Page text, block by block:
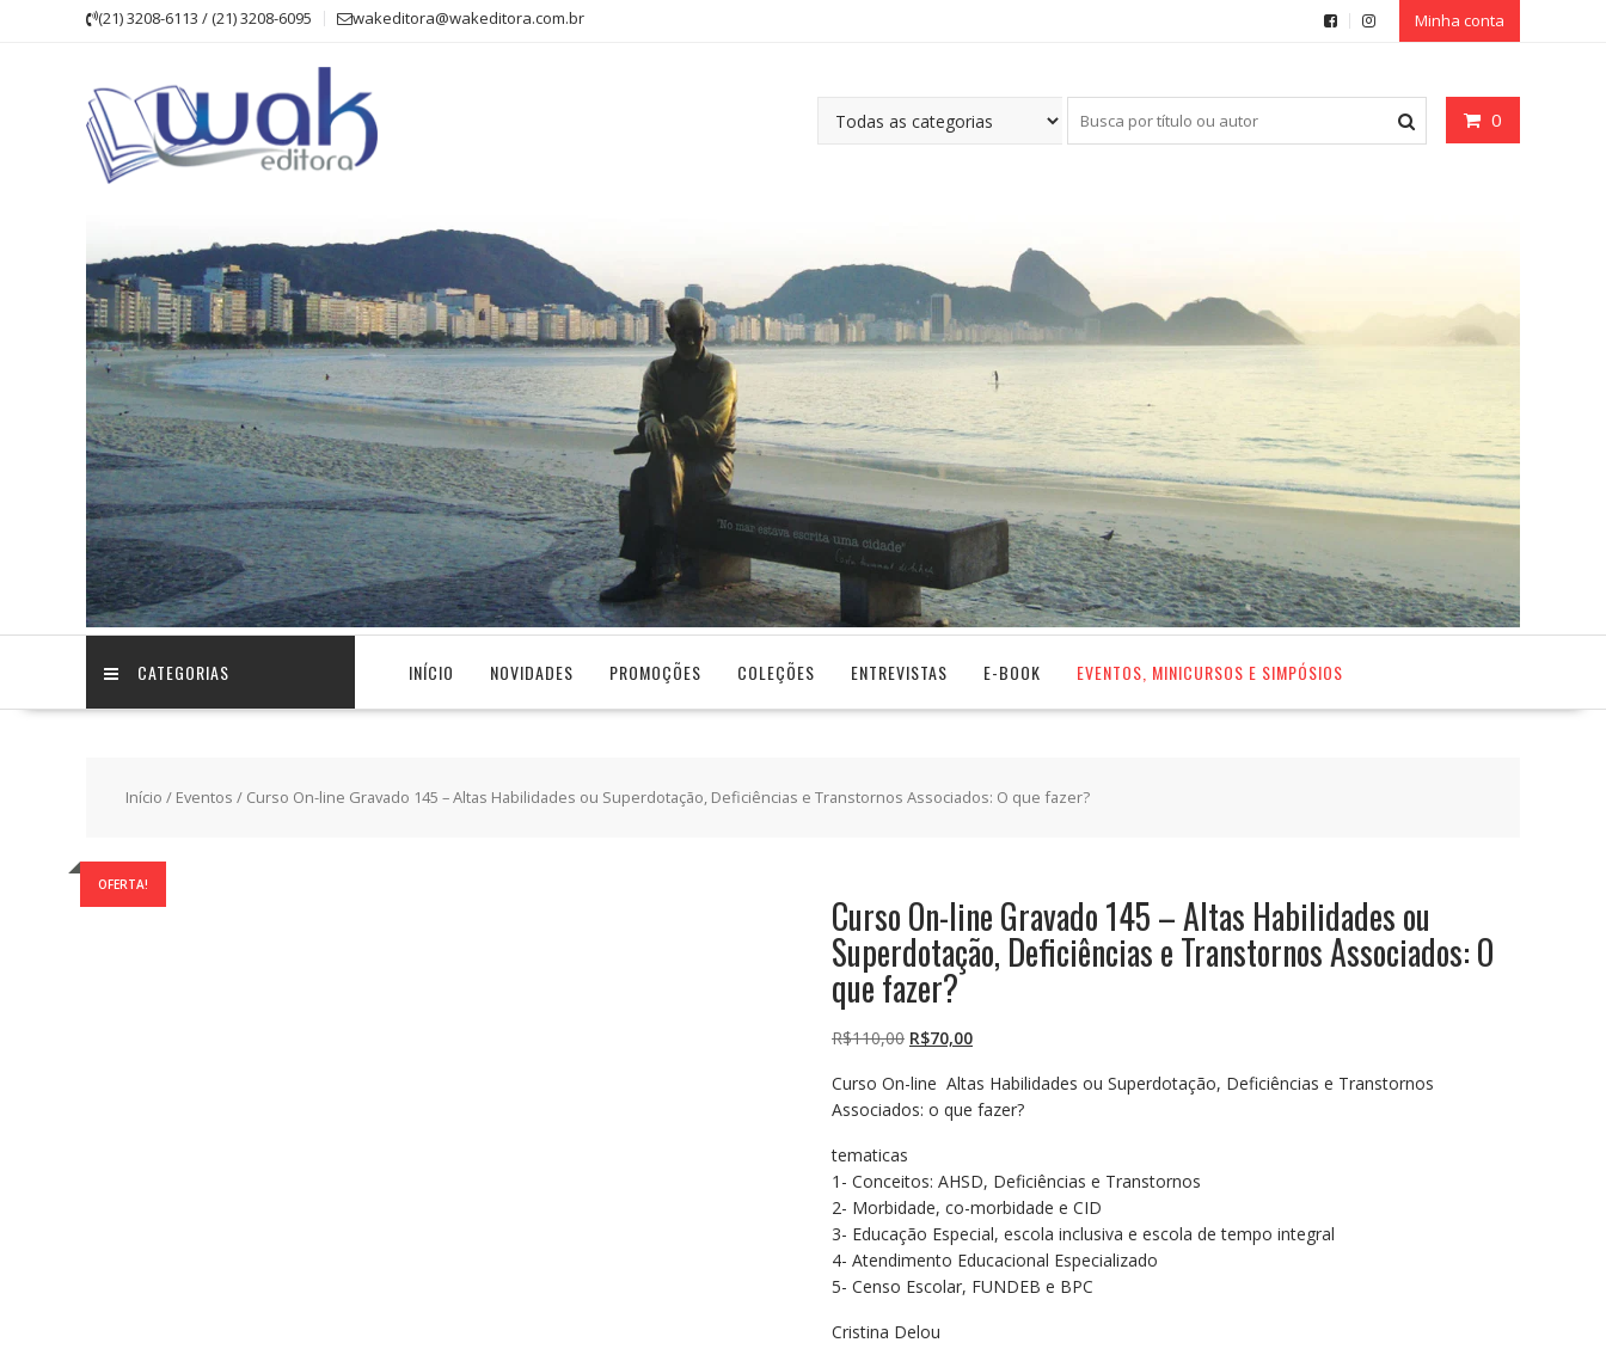
(21) 3208-6113 / (21) 3208-6095 wakeditora@wakeditora.com.br Minha conta
0
CATEGORIAS INÍCIO NOVIDADES PROMOÇÕES COLEÇÕES ENTREVISTAS E-BOOK EVENTOS, MINICURSOS E SIMPÓSIOS
Início / Eventos / Curso On-line Gravado 145 – Altas Habilidades ou Superdotação, Deficiências e Transtornos Associados: O que fazer?
OFERTA!
Curso On-line Gravado 145 – Altas Habilidades ou
Superdotação, Deficiências e Transtornos Associados: O
que fazer?
R$110,00 O
original
era:
R$70,00O
atual
é:
Curso On-line Altas Habilidades ou Superdotação, Deficiências e Transtornos
Associados: o que fazer?
tematicas
1- Conceitos: AHSD, Deficiências e Transtornos
2- Morbidade, co-morbidade e CID
3- Educação Especial, escola inclusiva e escola de tempo integral
4- Atendimento Educacional Especializado
5- Censo Escolar, FUNDEB e BPC
Cristina Delou